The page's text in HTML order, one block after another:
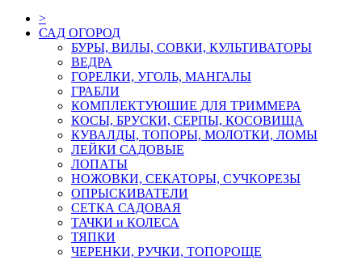
>
САД ОГОРОД
БУРЫ, ВИЛЫ, СОВКИ, КУЛЬТИВАТОРЫ
ВЕДРА
ГОРЕЛКИ, УГОЛЬ, МАНГАЛЫ
ГРАБЛИ
КОМПЛЕКТУЮШИЕ ДЛЯ ТРИММЕРА
КОСЫ, БРУСКИ, СЕРПЫ, КОСОВИЩА
КУВАЛДЫ, ТОПОРЫ, МОЛОТКИ, ЛОМЫ
ЛЕЙКИ САДОВЫЕ
ЛОПАТЫ
НОЖОВКИ, СЕКАТОРЫ, СУЧКОРЕЗЫ
ОПРЫСКИВАТЕЛИ
СЕТКА САДОВАЯ
ТАЧКИ и КОЛЕСА
ТЯПКИ
ЧЕРЕНКИ, РУЧКИ, ТОПОРОЩЕ